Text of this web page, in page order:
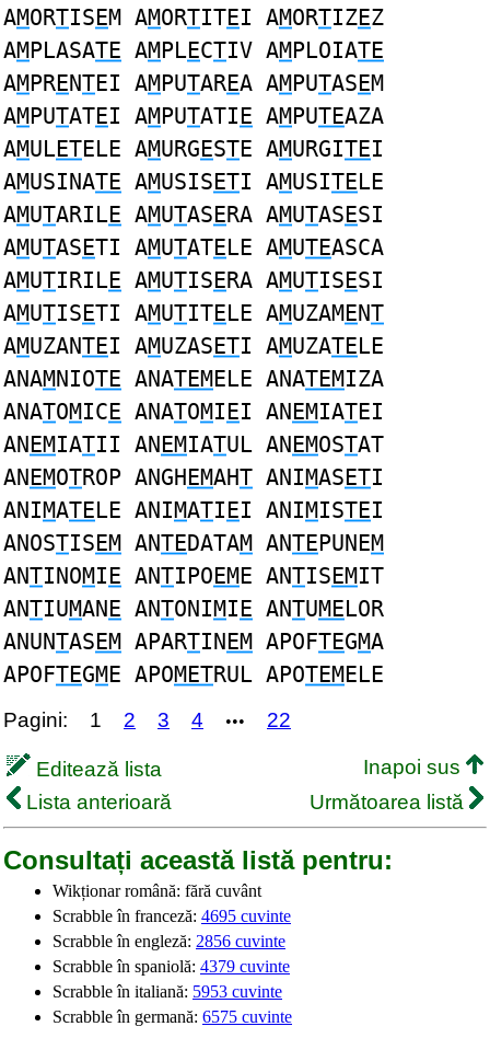
AMORTISEM AMORTITEI AMORTIZEZ
AMPLASATE AMPLECTIV AMPLOIATE
AMPRENTEI AMPUTAREA AMPUTASEM
AMPUTATEI AMPUTATIE AMPUTEAZA
AMULETELE AMURGESTE AMURGITEI
AMUSINATE AMUSISETI AMUSITELE
AMUTARILE AMUTASERA AMUTASESI
AMUTASETI AMUTATELE AMUTEASCA
AMUTIRILE AMUTISERA AMUTISESI
AMUTISETI AMUTITELE AMUZAMENT
AMUZANTEI AMUZASETI AMUZATELE
ANAMNIOTE ANATEMELE ANATEMIZA
ANATOMICE ANATOMIEI ANEMIATEI
ANEMIATII ANEMIATUL ANEMOSTAT
ANEMOTROP ANGHEMAHT ANIMASETI
ANIMATELE ANIMATIEI ANIMISTEI
ANOSTISEM ANTEDATAM ANTEPUNEM
ANTINOMIE ANTIPOEME ANTISEMIT
ANTIUMANE ANTONIMIE ANTUMELOR
ANUNTASEM APARTINEM APOFTEGMA
APOFTEGME APOMETRUL APOTEMELE
Pagini: 1 2 3 4 ••• 22
Editează lista
Inapoi sus
Lista anterioară
Următoarea listă
Consultați această listă pentru:
Wikționar română: fără cuvânt
Scrabble în franceză: 4695 cuvinte
Scrabble în engleză: 2856 cuvinte
Scrabble în spaniolă: 4379 cuvinte
Scrabble în italiană: 5953 cuvinte
Scrabble în germană: 6575 cuvinte